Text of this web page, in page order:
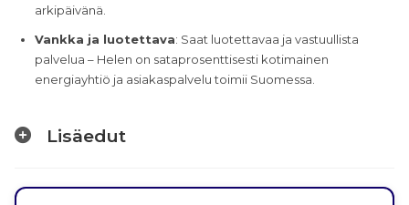
arkipäivänä.
Vankka ja luotettava: Saat luotettavaa ja vastuullista
palvelua – Helen on sataprosenttisesti kotimainen
energiayhtiö ja asiakaspalvelu toimii Suomessa.
Lisäedut